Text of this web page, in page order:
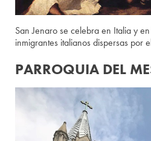
San Jenaro se celebra en Italia y
inmigrantes italianos dispersas por
PARROQUIA DEL